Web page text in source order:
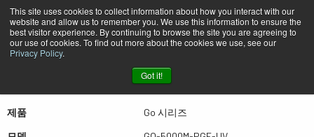
This site uses cookies to collect information about how you interact with our
website and allow us to remember you. We use this information to ensure the
best visitor experience. By continuing to browse the site you are agreeing to
our use of cookies. To find out more about the cookies we use, see our
Privacy Policy.
Got it!
퀵뷰 GO-5000M-PGE-UV
더많은 결과를 보시려면 스크롤하세요
제품
Go 시리즈